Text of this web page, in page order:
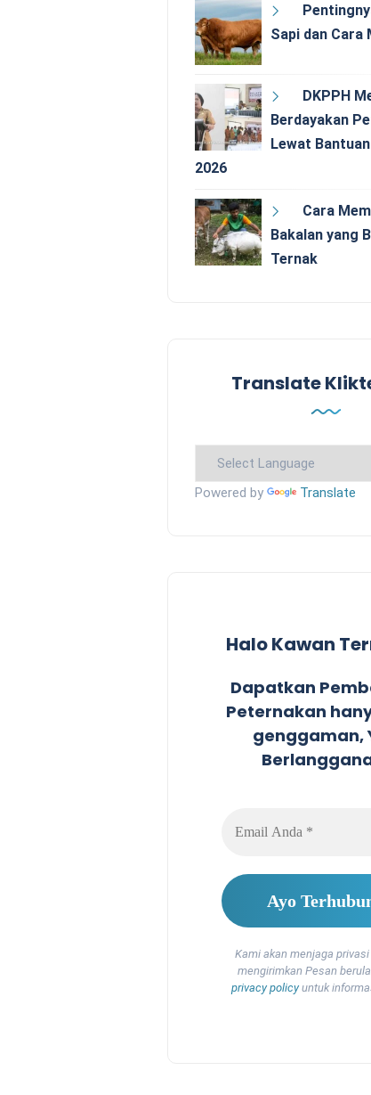
Sapi dan Cara
DKPPH
Berdayakan
Lewat
2026
Cara
Bakalan yang
Ternak
Translate
Powered by Translate
Halo Kawan
Dapatkan
Peternakan
genggaman,
Kami akan menjaga
mengirimkan Pesan
privacy policyuntuk